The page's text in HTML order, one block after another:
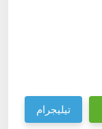
تيليجرام